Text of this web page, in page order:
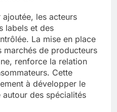
les acteurs
labels et des
La mise en place
de producteurs
renforce la relation
Cette
à développer le
des spécialités